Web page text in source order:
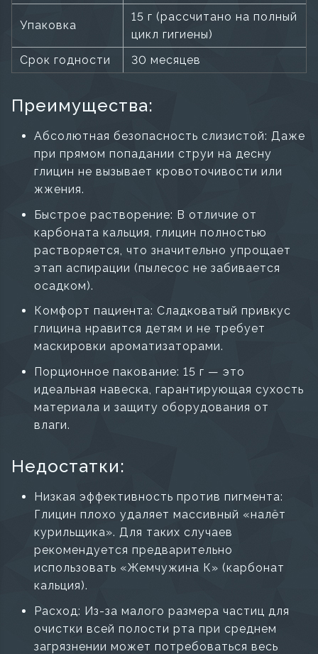
Упаковка
15 г (рассчитано на полный
цикл гигиены)
Срок годности
30 месяцев
Преимущества:
Абсолютная безопасность слизистой: Даже
при прямом попадании струи на десну
глицин не вызывает кровоточивости или
жжения.
Быстрое растворение: В отличие от
карбоната кальция, глицин полностью
растворяется, что значительно упрощает
этап аспирации (пылесос не забивается
осадком).
Комфорт пациента: Сладковатый привкус
глицина нравится детям и не требует
маскировки ароматизаторами.
Порционное пакование: 15 г — это
идеальная навеска, гарантирующая сухость
материала и защиту оборудования от
влаги.
Недостатки:
Низкая эффективность против пигмента:
Глицин плохо удаляет массивный «налёт
курильщика». Для таких случаев
рекомендуется предварительно
использовать «Жемчужина К» (карбонат
кальция).
Расход: Из-за малого размера частиц для
очистки всей полости рта при среднем
загрязнении может потребоваться весь